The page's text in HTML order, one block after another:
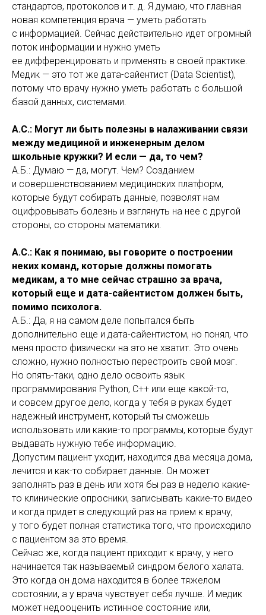
стандартов, протоколов и т. д. Я думаю, что главная
новая компетенция врача — уметь работать
с информацией. Сейчас действительно идет огромный
поток информации и нужно уметь
ее дифференцировать и применять в своей практике.
Медик — это тот же дата-сайентист (Data Scientist),
потому что врачу нужно уметь работать с большой
базой данных, системами.
А.С.: Могут ли быть полезны в налаживании связи
между медициной и инженерным делом
школьные кружки? И если — да, то чем?
А.Б.: Думаю — да, могут. Чем? Созданием
и совершенствованием медицинских платформ,
которые будут собирать данные, позволят нам
оцифровывать болезнь и взглянуть на нее с другой
стороны, со стороны математики.
А.С.: Как я понимаю, вы говорите о построении
неких команд, которые должны помогать
медикам, а то мне сейчас страшно за врача,
который еще и дата-сайентистом должен быть,
помимо психолога.
А.Б.: Да, я на самом деле попытался быть
дополнительно еще и дата-сайентистом, но понял, что
меня просто физически на это не хватит. Это очень
сложно, нужно полностью перестроить свой мозг.
Но опять-таки, одно дело освоить язык
программирования Python, C++ или еще какой-то,
и совсем другое дело, когда у тебя в руках будет
надежный инструмент, который ты сможешь
использовать или какие-то программы, которые будут
выдавать нужную тебе информацию.
Допустим пациент уходит, находится два месяца дома,
лечится и как-то собирает данные. Он может
заполнять раз в день или хотя бы раз в неделю какие-
то клинические опросники, записывать какие-то видео
и когда придет в следующий раз на прием к врачу,
у того будет полная статистика того, что происходило
с пациентом за это время.
Сейчас же, когда пациент приходит к врачу, у него
начинается так называемый синдром белого халата.
Это когда он дома находится в более тяжелом
состоянии, а у врача чувствует себя лучше. И медик
может недооценить истинное состояние или,